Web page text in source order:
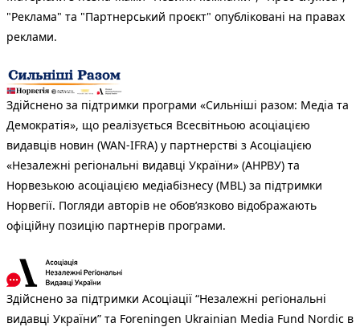
"Реклама" та "Партнерський проєкт" опубліковані на правах
реклами.
Здійснено за підтримки програми «Сильніші разом: Медіа та
Демократія», що реалізується Всесвітньою асоціацією
видавців новин (WAN-IFRA) у партнерстві з Асоціацією
«Незалежні регіональні видавці України» (АНРВУ) та
Норвезькою асоціацією медіабізнесу (MBL) за підтримки
Норвегії. Погляди авторів не обов’язково відображають
офіційну позицію партнерів програми.
Здійснено за підтримки Асоціації “Незалежні регіональні
видавці України” та Foreningen Ukrainian Media Fund Nordic в